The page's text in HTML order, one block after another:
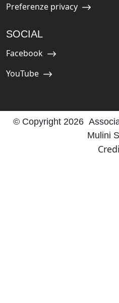
Navigate to:
Preferenze privacy
SOCIAL
Navigate to:
Facebook
Navigate to:
YouTube
© Copyright 2026
Mulini